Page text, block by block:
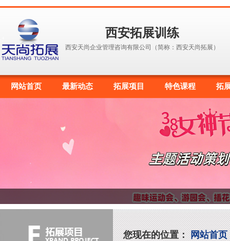
西安拓展训练
西安天尚企业管理咨询有限公司（简称：西安天尚拓展）
网站首页 最新动态 拓展项目 特色课程 拓
您现在的位置： 网站首页